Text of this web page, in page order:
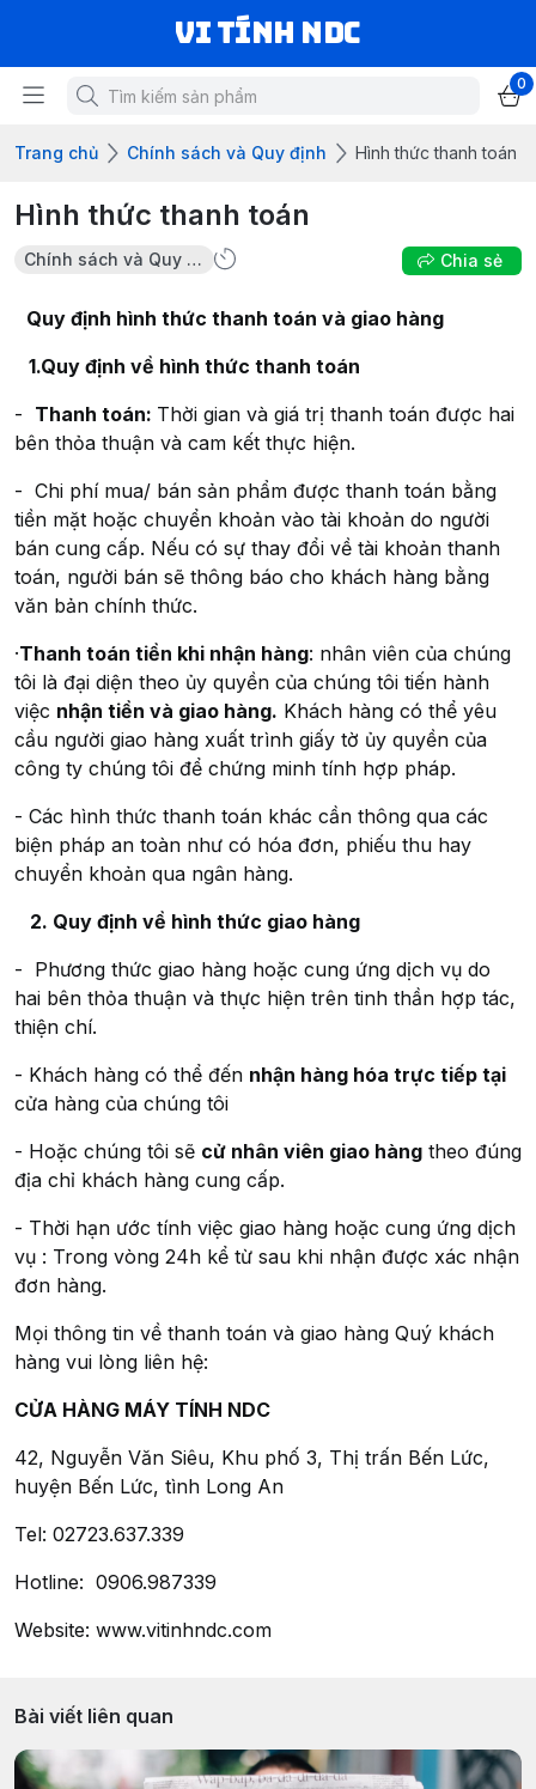
VI TÍNH NDC
0
Trang chủ Chính sách và Quy định Hình thức thanh toán
Hình thức thanh toán
Chính sách và Quy định Chia sẻ
Quy định hình thức thanh toán và giao hàng
1.Quy định về hình thức thanh toán
- Thanh toán: Thời gian và giá trị thanh toán được hai
bên thỏa thuận và cam kết thực hiện.
- Chi phí mua/ bán sản phẩm được thanh toán bằng
tiền mặt hoặc chuyển khoản vào tài khoản do người
bán cung cấp. Nếu có sự thay đổi về tài khoản thanh
toán, người bán sẽ thông báo cho khách hàng bằng
văn bản chính thức.
·Thanh toán tiền khi nhận hàng: nhân viên của chúng
tôi là đại diện theo ủy quyền của chúng tôi tiến hành
việc nhận tiền và giao hàng. Khách hàng có thể yêu
cầu người giao hàng xuất trình giấy tờ ủy quyền của
công ty chúng tôi để chứng minh tính hợp pháp.
- Các hình thức thanh toán khác cần thông qua các
biện pháp an toàn như có hóa đơn, phiếu thu hay
chuyển khoản qua ngân hàng.
2. Quy định về hình thức giao hàng
- Phương thức giao hàng hoặc cung ứng dịch vụ do
hai bên thỏa thuận và thực hiện trên tinh thần hợp tác,
thiện chí.
- Khách hàng có thể đến nhận hàng hóa trực tiếp tại
cửa hàng của chúng tôi
- Hoặc chúng tôi sẽ cử nhân viên giao hàng theo đúng
địa chỉ khách hàng cung cấp.
- Thời hạn ước tính việc giao hàng hoặc cung ứng dịch
vụ : Trong vòng 24h kể từ sau khi nhận được xác nhận
đơn hàng.
Mọi thông tin về thanh toán và giao hàng Quý khách
hàng vui lòng liên hệ:
CỬA HÀNG MÁY TÍNH NDC
42, Nguyễn Văn Siêu, Khu phố 3, Thị trấn Bến Lức,
huyện Bến Lức, tình Long An
Tel: 02723.637.339
Hotline: 0906.987339
Website: www.vitinhndc.com
Bài viết liên quan